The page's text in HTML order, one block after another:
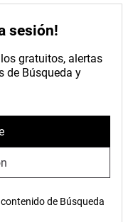
sesión!
gratuitos, alertas
de Búsqueda y
de Búsqueda